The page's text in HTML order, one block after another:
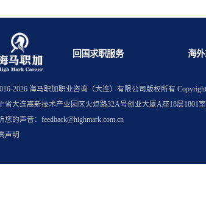
上一篇：申请英国 PSW 签证需要满足
下一篇：不同国家留学生回国求职时间节